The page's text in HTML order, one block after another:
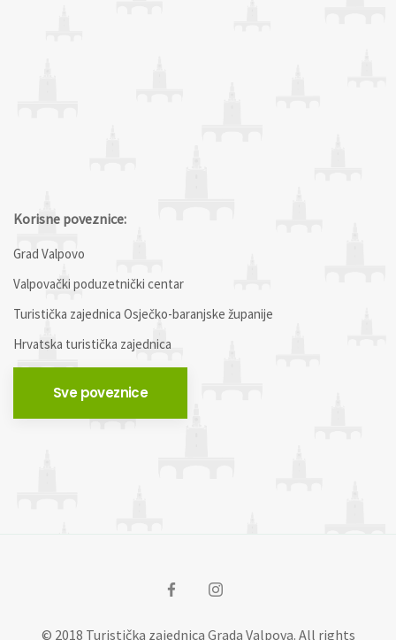
Korisne poveznice:
Grad Valpovo
Valpovački poduzetnički centar
Turistička zajednica Osječko-baranjske županije
Hrvatska turistička zajednica
Sve poveznice
© 2018 Turistička zajednica Grada Valpova. All rights